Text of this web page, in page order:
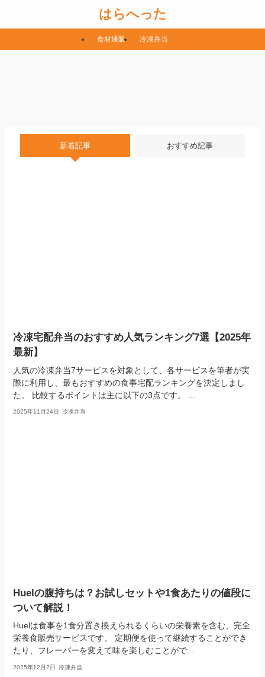
はらへった
食材通販 冷凍弁当
新着記事 おすすめ記事
冷凍宅配弁当のおすすめ人気ランキング7選【2025年
最新】
人気の冷凍弁当7サービスを対象として、各サービスを筆者が実
際に利用し、最もおすすめの食事宅配ランキングを決定しまし
た。 比較するポイントは主に以下の3点です。 ...
2025年11月24日 冷凍弁当
Huelの腹持ちは？お試しセットや1食あたりの値段に
ついて解説！
Huelは食事を1食分置き換えられるくらいの栄養素を含む、完全
栄養食販売サービスです。 定期便を使って継続することができ
たり、フレーバーを変えて味を楽しむことがで...
2025年12月2日 冷凍弁当